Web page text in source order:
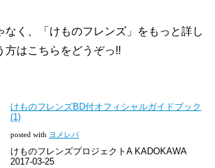
なく、「けものフレンズ」をもっと詳し
方はこちらをどうぞっ!!
けものフレンズBD付オフィシャルガイドブック
(1)
posted with ヨメレバ
けものフレンズプロジェクトA KADOKAWA
2017-03-25